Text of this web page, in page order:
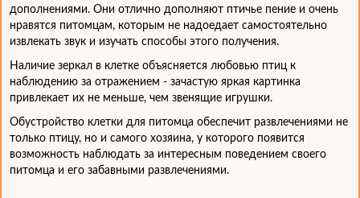
дополнениями. Они отлично дополняют птичье пение и очень
нравятся питомцам, которым не надоедает самостоятельно
извлекать звук и изучать способы этого получения.
Наличие зеркал в клетке объясняется любовью птиц к
наблюдению за отражением - зачастую яркая картинка
привлекает их не меньше, чем звенящие игрушки.
Обустройство клетки для питомца обеспечит развлечениями не
только птицу, но и самого хозяина, у которого появится
возможность наблюдать за интересным поведением своего
питомца и его забавными развлечениями.